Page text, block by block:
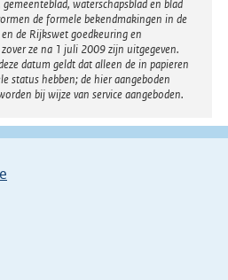
n
k
:
waterschapsblad en blad
de formele bekendmakingen in de
de Rijkswet goedkeuring en
ze na 1 juli 2009 zijn uitgegeven.
datum geldt dat alleen de in papieren
status hebben; de hier aangeboden
bij wijze van service aangeboden.